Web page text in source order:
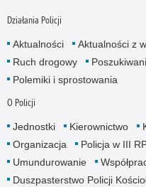
Działania Policji
Aktualności Aktualności z
Ruch drogowy
Poszukiwani
Polemiki i sprostowania
O Policji
Jednostki Kierownictwo
Organizacja
Policja w III
Umundurowanie
Duszpasterstwo Policji